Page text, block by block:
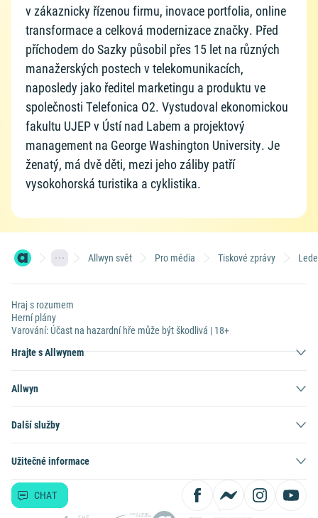
v zákaznicky řízenou firmu, inovace portfolia, online
transformace a celková modernizace značky. Před
příchodem do Sazky působil přes 15 let na různých
manažerských postech v telekomunikacích,
naposledy jako ředitel marketingu a produktu ve
společnosti Telefonica O2. Vystudoval ekonomickou
fakultu UJEP v Ústí nad Labem a projektový
management na George Washington University. Je
ženatý, má dvě děti, mezi jeho záliby patří
vysokohorská turistika a cyklistika.
Allwyn svět Pro média Tiskové zprávy
Hraj s rozumem
Herní plány
Varování: Účast na hazardní hře může být škodlivá | 18+
Hrajte s Allwynem
Allwyn
Další služby
Užitečné informace
CHAT